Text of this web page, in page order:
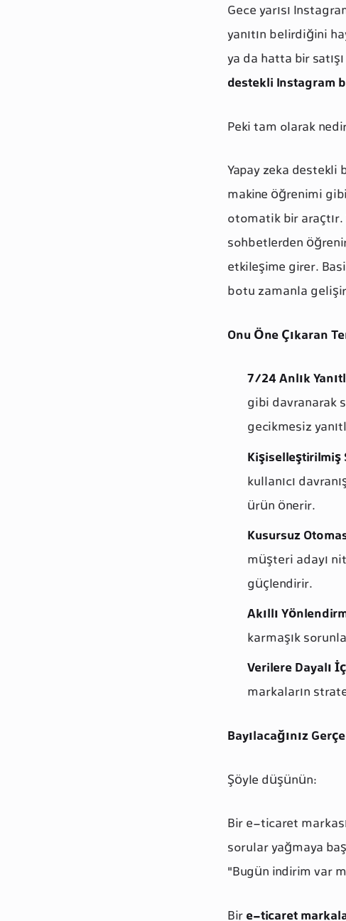
Gece yarısı
yanıtın belirdiğini
ya da hatta bir
destekli Instagram
Peki tam olarak
Yapay zeka
makine öğrenimi
otomatik bir araçtır.
sohbetlerden
etkileşime girer.
botu zamanla gelişir
Onu Öne Çıkaran
7/24 Anlık
gibi davranarak
gecikmesiz
Kişiselleştirilmiş
kullanıcı
ürün önerir.
Kusursuz
müşteri adayı
güçlendirir.
Akıllı
karmaşık
Verilere Dayalı
markaların
Bayılacağınız
Şöyle düşünün:
Bir e-ticaret
sorular yağmaya
"Bugün indirim var
Bire-ticaret